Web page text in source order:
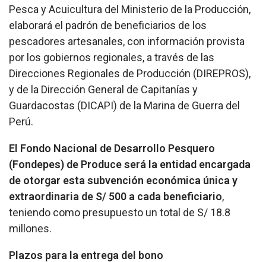
Pesca y Acuicultura del Ministerio de la Producción,
elaborará el padrón de beneficiarios de los
pescadores artesanales, con información provista
por los gobiernos regionales, a través de las
Direcciones Regionales de Producción (DIREPROS),
y de la Dirección General de Capitanías y
Guardacostas (DICAPI) de la Marina de Guerra del
Perú.
El Fondo Nacional de Desarrollo Pesquero
(Fondepes) de Produce será la entidad encargada
de otorgar esta subvención económica única y
extraordinaria de S/ 500 a cada beneficiario,
teniendo como presupuesto un total de S/ 18.8
millones.
Plazos para la entrega del bono